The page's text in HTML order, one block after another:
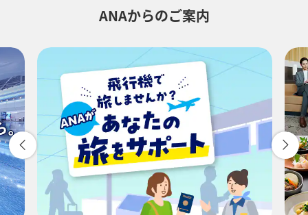
往路出発日および時間帯
-
時間帯指定なし
経由地および乗り継ぎ所要時間を追加する
ANAからのご案内